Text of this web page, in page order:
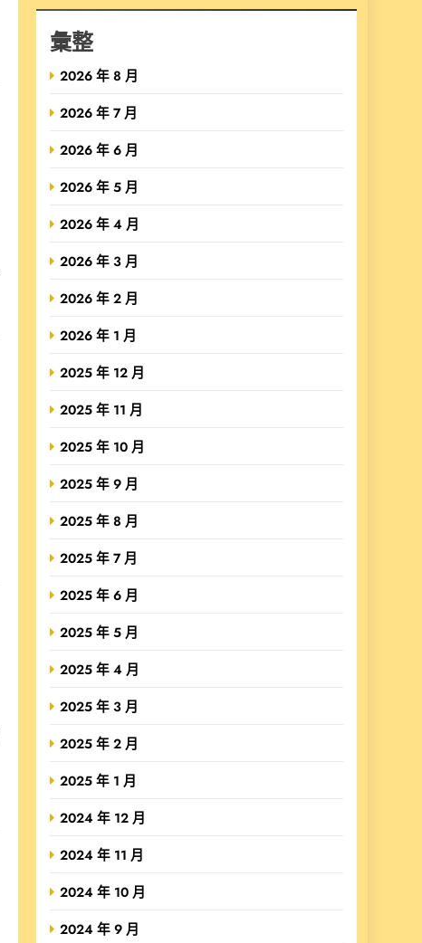
彙整
2026 年 8 月
2026 年 7 月
2026 年 6 月
2026 年 5 月
2026 年 4 月
2026 年 3 月
2026 年 2 月
2026 年 1 月
2025 年 12 月
2025 年 11 月
2025 年 10 月
2025 年 9 月
2025 年 8 月
2025 年 7 月
2025 年 6 月
2025 年 5 月
2025 年 4 月
2025 年 3 月
2025 年 2 月
2025 年 1 月
2024 年 12 月
2024 年 11 月
2024 年 10 月
2024 年 9 月